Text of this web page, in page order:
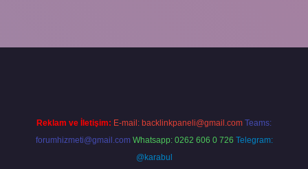
Reklam ve İletişim: E-mail: backlinkpaneli@gmail.com Teams:
forumhizmeti@gmail.com Whatsapp: 0262 606 0 726 Telegram:
@karabul